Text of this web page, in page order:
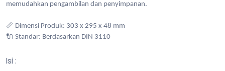
memudahkan pengambilan dan penyimpanan.
📏 Dimensi Produk: 303 x 295 x 48 mm
🔌 Standar: Berdasarkan DIN 3110
Isi :